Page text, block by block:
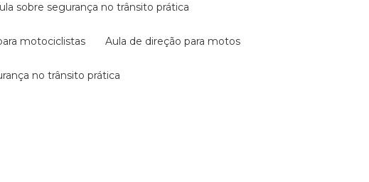
aula sobre segurança no trânsito prática
para motociclistas aula de direção para motos
no trânsito prática